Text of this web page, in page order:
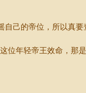
己的帝位，所以真要
年轻帝王效命，那是